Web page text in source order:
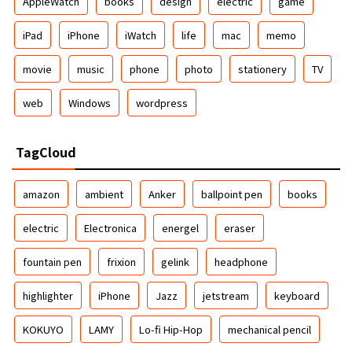
iPad iPhone iWatch life mac memo
movie music phone photo stationery TV
web Windows wordpress
TagCloud
amazon ambient Anker ballpoint pen books
electric Electronica energel eraser
fountain pen frixion gelink headphone
highlighter iPhone Jazz jetstream keyboard
KOKUYO LAMY Lo-fi Hip-Hop mechanical pencil